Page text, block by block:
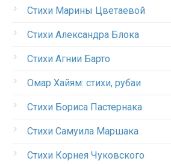
Стихи Марины Цветаевой
Стихи Александра Блока
Стихи Агнии Барто
Омар Хайям: стихи, рубаи
Стихи Бориса Пастернака
Стихи Самуила Маршака
Стихи Корнея Чуковского